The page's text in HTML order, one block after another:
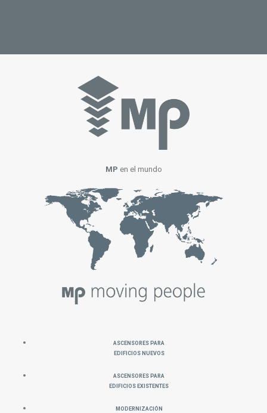
MP en el mundo
Ascensores para
Edificios Nuevos
Ascensores para
Edificios Existentes
Modernización